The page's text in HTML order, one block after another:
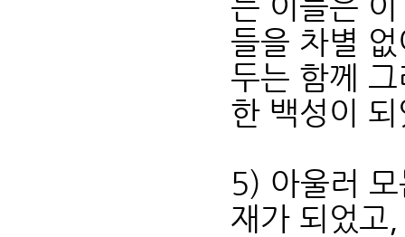
들을 차별
두는 함께
한 백성이
5) 아울러
재가 되었고